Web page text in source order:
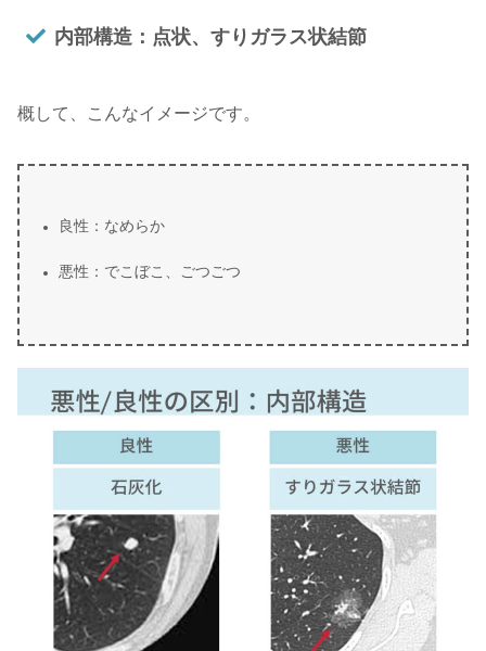
内部構造：点状、すりガラス状結節
概して、こんなイメージです。
良性：なめらか
悪性：でこぼこ、ごつごつ